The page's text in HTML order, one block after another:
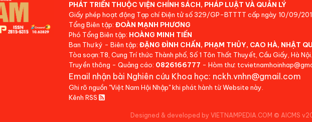
PHÁT TRIỂN THUỘC VIỆN CHÍNH SÁCH, PHÁP LUẬT VÀ QUẢN LÝ
Giấy phép hoạt động Tạp chí Điện tử số 329/GP-BTTTT cấp ngày 10/09/
Tổng Biên tập: ĐOÀN MẠNH PHƯƠNG
Phó Tổng Biên tập: HOÀNG MINH TIẾN
Ban Thư ký - Biên tập: ĐẶNG ĐÌNH CHẤN, PHẠM THỦY, CAO HÀ, NHẬT
Tòa soạn:T8, Cung Trí thức Thành phố, Số 1 Tôn Thất Thuyết, Cầu Giấy, Hà Nội.
Truyền thông - Quảng cáo: 0826166777 - Hòm thư:
Email nhận bài Nghiên cứu Khoa học: nckh.vnhn@gmail.com
Ghi rõ nguồn "Việt Nam Hội Nhập" khi phát hành từ Website này.
Kênh RSS
Designed & developed by VIETNAMPEDIA.COM ©AICMS